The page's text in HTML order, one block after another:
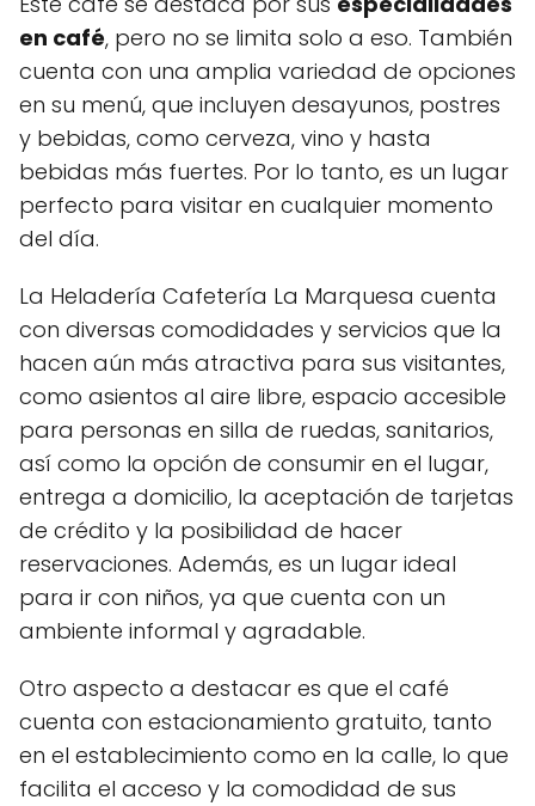
en café, pero no se limita solo a eso. También
cuenta con una amplia variedad de opciones
en su menú, que incluyen desayunos, postres
y bebidas, como cerveza, vino y hasta
bebidas más fuertes. Por lo tanto, es un lugar
perfecto para visitar en cualquier momento
del día.
La Heladería Cafetería La Marquesa cuenta
con diversas comodidades y servicios que la
hacen aún más atractiva para sus visitantes,
como asientos al aire libre, espacio accesible
para personas en silla de ruedas, sanitarios,
así como la opción de consumir en el lugar,
entrega a domicilio, la aceptación de tarjetas
de crédito y la posibilidad de hacer
reservaciones. Además, es un lugar ideal
para ir con niños, ya que cuenta con un
ambiente informal y agradable.
Otro aspecto a destacar es que el café
cuenta con estacionamiento gratuito, tanto
en el establecimiento como en la calle, lo que
facilita el acceso y la comodidad de sus